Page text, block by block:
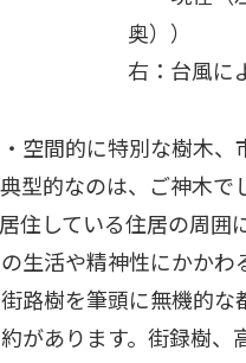
奥））
右：台風に
空間的に特別な樹木
型的なのは、ご神木
住している住居の周
生活や精神性にかかわ
路樹を筆頭に無機的
があります。街録樹